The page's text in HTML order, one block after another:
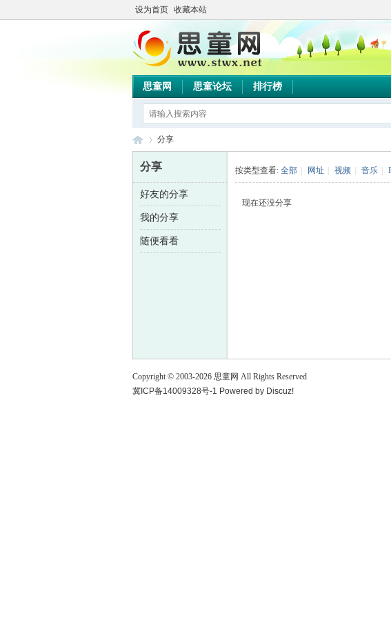
设为首页 收藏本站
思童网 思童论坛 排行榜
思 ›
分享
分享
好友的分享
我的分享
随便看看
按类型查看: 全部 网址 视频 音乐
现在还没分享
Copyright © 2003-2026 思童网 All Rights Reserved
冀ICP备14009328号-1 Powered by Discuz!